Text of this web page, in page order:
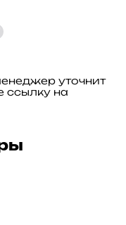
уточнит
ссылку на